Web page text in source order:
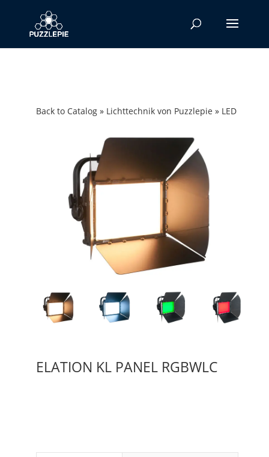
Back to Catalog Lichttechnik von Puzzlepie LED
ELATION KL PANEL RGBWLC